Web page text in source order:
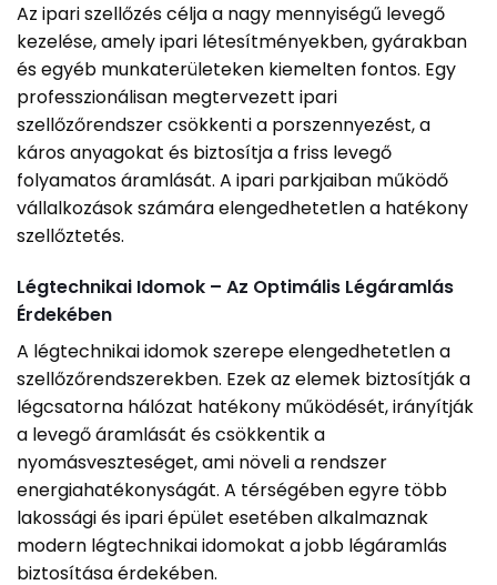
Az ipari szellőzés célja a nagy mennyiségű levegő
kezelése, amely ipari létesítményekben, gyárakban
és egyéb munkaterületeken kiemelten fontos. Egy
professzionálisan megtervezett ipari
szellőzőrendszer csökkenti a porszennyezést, a
káros anyagokat és biztosítja a friss levegő
folyamatos áramlását. A ipari parkjaiban működő
vállalkozások számára elengedhetetlen a hatékony
szellőztetés.
Légtechnikai Idomok – Az Optimális Légáramlás
Érdekében
A légtechnikai idomok szerepe elengedhetetlen a
szellőzőrendszerekben. Ezek az elemek biztosítják a
légcsatorna hálózat hatékony működését, irányítják
a levegő áramlását és csökkentik a
nyomásveszteséget, ami növeli a rendszer
energiahatékonyságát. A térségében egyre több
lakossági és ipari épület esetében alkalmaznak
modern légtechnikai idomokat a jobb légáramlás
biztosítása érdekében.